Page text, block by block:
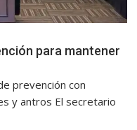
para mantener
prevención con
y antros El secretario